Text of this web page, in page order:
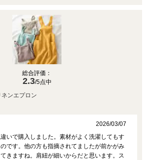
総合評価：
2.3/5点中
ンエプロン
2026/03/07
いで購入しました。素材がよく洗濯してもす
です。他の方も指摘されてましたが前かがみ
きますね。肩紐が細いからだと思います。ス